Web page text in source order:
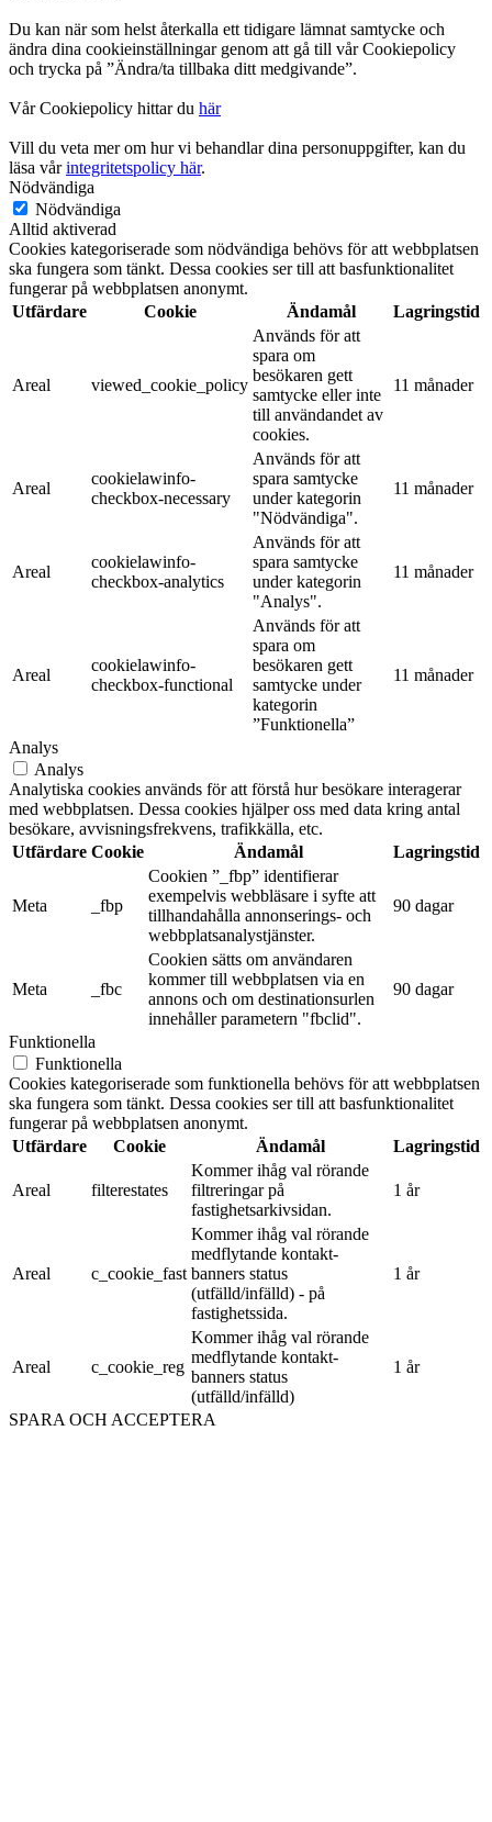
Du kan när som helst återkalla ett tidigare lämnat samtycke och
ändra dina cookieinställningar genom att gå till vår Cookiepolicy
och trycka på ”Ändra/ta tillbaka ditt medgivande”.
Vår Cookiepolicy hittar du här
Vill du veta mer om hur vi behandlar dina personuppgifter, kan du
läsa vårintegritetspolicy här.
Nödvändiga
Nödvändiga
Alltid aktiverad
Cookies kategoriserade som nödvändiga behövs för att webbplatsen
ska fungera som tänkt. Dessa cookies ser till att basfunktionalitet
fungerar på webbplatsen anonymt.
Utfärdare
Cookie Ändamål Lagringstid
Areal viewed_cookie_policy
Används för att
spara om
besökaren gett
samtycke eller inte
till användandet av
cookies.
11 månader
Areal
cookielawinfo-
checkbox-necessary
Används för att
spara samtycke
under kategorin
"Nödvändiga".
11 månader
Areal
cookielawinfo-
checkbox-analytics
Används för att
spara samtycke
under kategorin
"Analys".
11 månader
Areal
cookielawinfo-
checkbox-functional
Används för att
spara om
besökaren gett
samtycke under
kategorin
”Funktionella”
11 månader
Analys
Analys
Analytiska cookies används för att förstå hur besökare interagerar
med webbplatsen. Dessa cookies hjälper oss med data kring antal
besökare, avvisningsfrekvens, trafikkälla, etc.
Utfärdare Cookie Ändamål Lagringstid
Meta _fbp
Cookien ”_fbp” identifierar
exempelvis webbläsare i syfte att
tillhandahålla annonserings- och
webbplatsanalystjänster.
90 dagar
Meta _fbc
Cookien sätts om användaren
kommer till webbplatsen via en
annons och om destinationsurlen
innehåller parametern "fbclid".
90 dagar
Funktionella
Funktionella
Cookies kategoriserade som funktionella behövs för att webbplatsen
ska fungera som tänkt. Dessa cookies ser till att basfunktionalitet
fungerar på webbplatsen anonymt.
Utfärdare
Cookie Ändamål Lagringstid
Areal filterestates
Kommer ihåg val rörande
filtreringar på
fastighetsarkivsidan.
1 år
Areal c_cookie_fast
Kommer ihåg val rörande
medflytande kontakt-
banners status
(utfälld/infälld) - på
fastighetssida.
1 år
Areal c_cookie_reg
Kommer ihåg val rörande
medflytande kontakt-
banners status
(utfälld/infälld)
1 år
SPARA OCH ACCEPTERA